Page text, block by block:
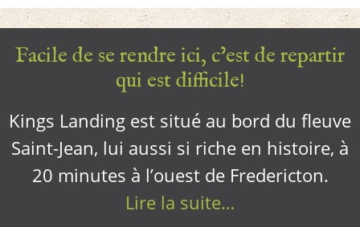
Facile de se rendre ici, c’est de repartir
qui est difficile!
Kings Landing est situé au bord du fleuve
Saint-Jean, lui aussi si riche en histoire, à
20 minutes à l’ouest de Fredericton.
Lire la suite…